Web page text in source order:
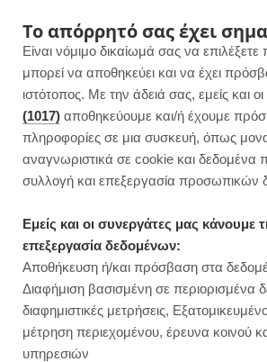
a
c
e
b
o
k
n
s
t
a
a
m
i
n
t
e
s
t
TAG
ΨΩΜΊ ΜΕ
Το απόρρητό σας έχει
Είναι νόμιμο δικαίωμά σας να επιλέξετε
μπορεί να αποθηκεύει και να έχει
ιστότοπος. Με την άδειά σας, εμείς και οι
(1017) αποθηκεύουμε και/ή έχουμε
πληροφορίες σε μια συσκευή, όπως
αναγνωριστικά σε cookie και δεδομένα
συλλογή και επεξεργασία προσωπικών
Εμείς και οι συνεργάτες μας κάνουμε
επεξεργασία δεδομένων:
Αποθήκευση ή/και πρόσβαση στα
Διαφήμιση βασισμένη σε περιορισμένα
διαφημιστικές μετρήσεις,
μέτρηση περιεχομένου, έρευνα κοινού
υπηρεσιών